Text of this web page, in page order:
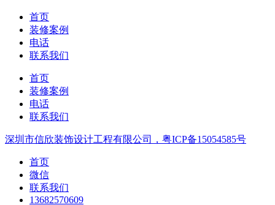
首页
装修案例
电话
联系我们
首页
装修案例
电话
联系我们
深圳市信欣装饰设计工程有限公司，粤ICP备15054585号
首页
微信
联系我们
13682570609